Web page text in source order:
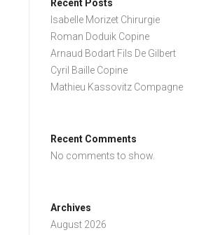
Recent Posts
Isabelle Morizet Chirurgie
Roman Doduik Copine
Arnaud Bodart Fils De Gilbert
Cyril Baille Copine
Mathieu Kassovitz Compagne
Recent Comments
No comments to show.
Archives
August 2026